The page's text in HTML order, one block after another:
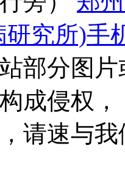
究所)手
部分图
成侵权，
请速与